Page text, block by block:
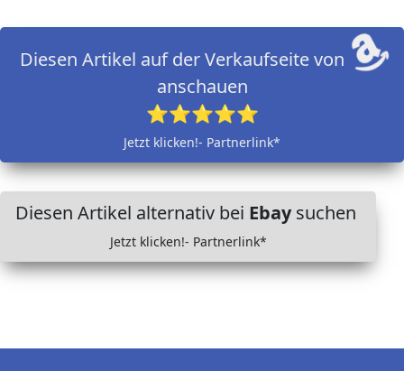
Diesen Artikel auf der Verkaufseite von
anschauen
⭐⭐⭐⭐⭐
Jetzt klicken!- Partnerlink*
Diesen Artikel alternativ bei Ebaysuchen
Jetzt klicken!- Partnerlink*